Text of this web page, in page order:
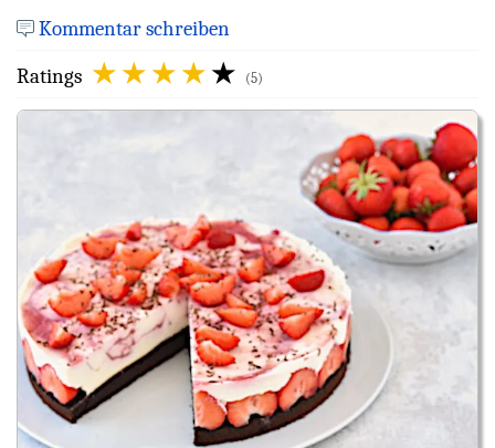
Kommentar schreiben
Ratings
(5)